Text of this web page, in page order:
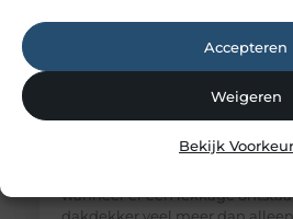
Accepteren
Weigeren
Bekijk
Wat doet een dakdekker?
wanneer er een lekkage